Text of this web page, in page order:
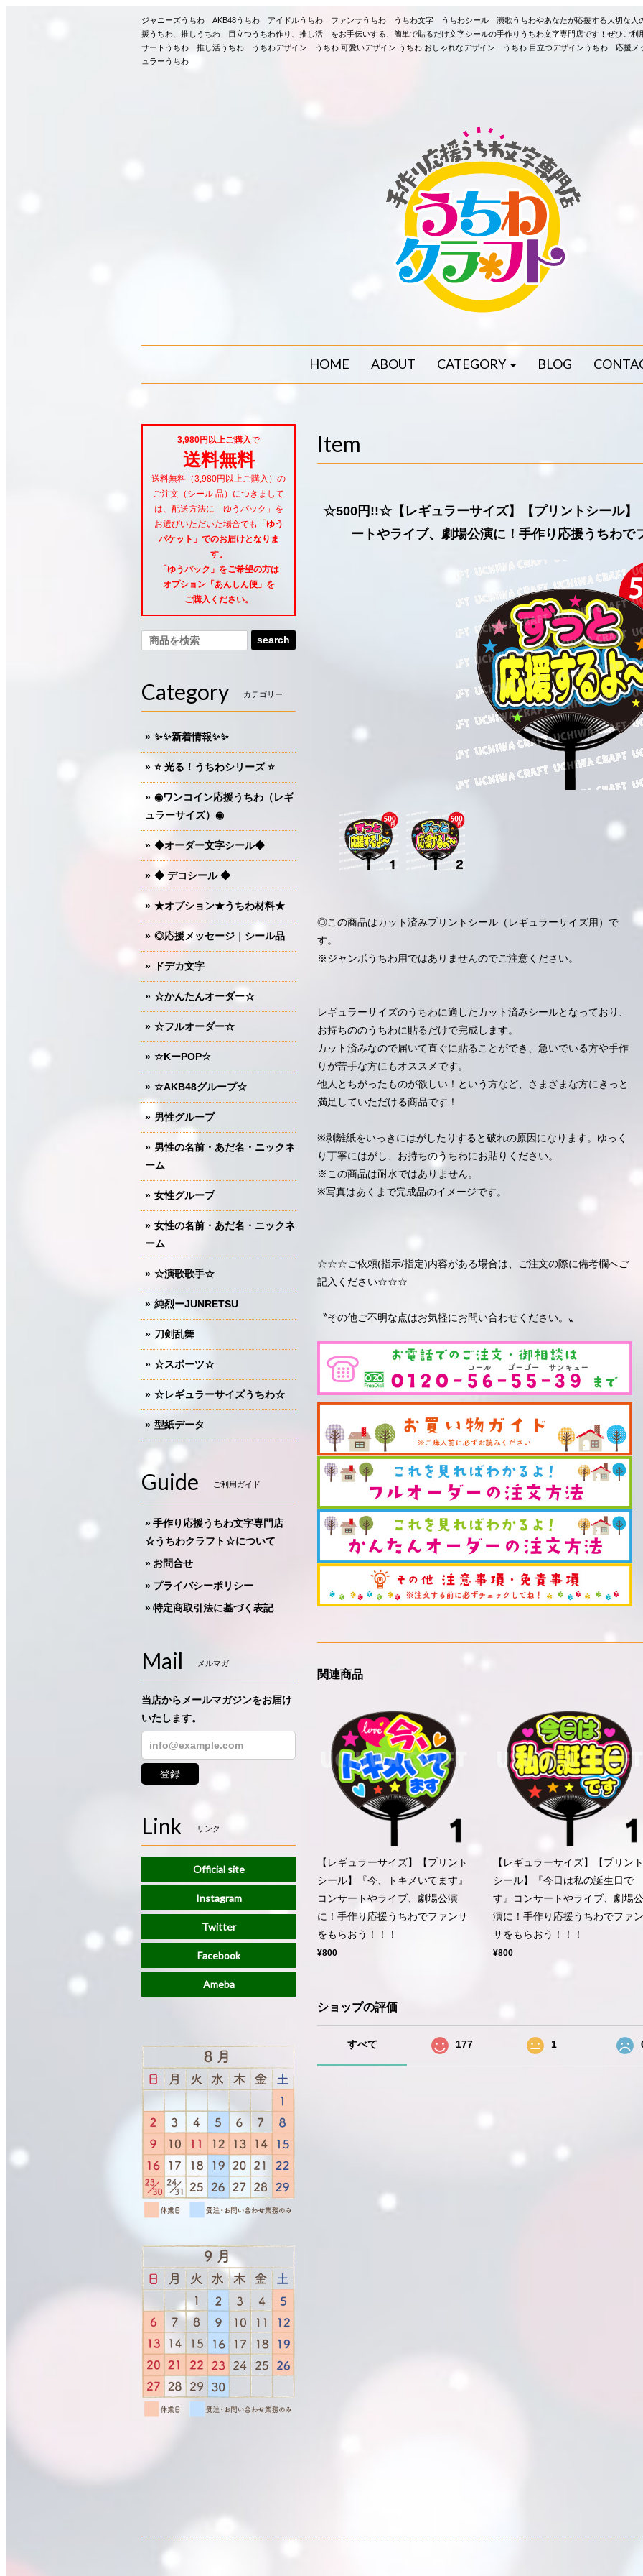
ジャニーズうちわ AKB48うちわ アイドルうちわ ファンサうちわ うちわ文字 うちわシール 演歌うちわやあなたが応援する大切な
援うちわ、推しうちわ 目立つうちわ作り、推し活 をお手伝いする、簡単で貼るだけ文字シールの手作りうちわ文字専門店です！ぜひご
サートうちわ 推し活うちわ うちわデザイン うちわ 可愛いデザイン うちわ おしゃれなデザイン うちわ 目立つデザインうちわ 応援
ュラーうちわ
HOME ABOUT CATEGORY BLOG
Item
☆500円!!☆【レギュラーサイズ】【プリントシール】
ートやライブ、劇場公演に！手作り応援うちわで
◎この商品はカット済みプリントシール（レギュラーサイズ用）で
す。
※ジャンボうちわ用ではありませんのでご注意ください。
レギュラーサイズのうちわに適したカット済みシールとなっており、
お持ちののうちわに貼るだけで完成します。
カット済みなので届いて直ぐに貼ることができ、急いでいる方や手作
りが苦手な方にもオススメです。
他人とちがったものが欲しい！という方など、さまざまな方にきっと
満足していただける商品です！
※剥離紙をいっきにはがしたりすると破れの原因になります。ゆっく
り丁寧にはがし、お持ちのうちわにお貼りください。
※この商品は耐水ではありません。
※写真はあくまで完成品のイメージです。
☆☆☆ご依頼(指示/指定)内容がある場合は、ご注文の際に備考欄へご
記入ください☆☆☆
〝その他ご不明な点はお気軽にお問い合わせください。〟
関連商品
【レギュラーサイズ】【プリント
シール】『今、トキメいてます』
コンサートやライブ、劇場公演
に！手作り応援うちわでファンサ
をもらおう！！！
¥800
【レギュラーサイズ】【プリント
シール】『今日は私の誕生日で
す』コンサートやライブ、劇場公
演に！手作り応援うちわでファン
サをもらおう！！！
¥800
ショップの評価
すべて 177 1
3,980円以上ご購入で
送料無料
送料無料（3,980円以上ご購入）の
ご注文（シール 品）につきまして
は、配送方法に「ゆうパック」を
お選びいただいた場合でも
「ゆう
パケット」でのお届けとなりま
す。
「ゆうパック」をご希望の方は
オプション「あんしん便」 を
ご購入ください。
search
Category カテゴリー
✨✨新着情報✨✨
⭐️ 光る！うちわシリーズ ⭐️
◉ワンコイン応援うちわ（レギ
ュラーサイズ）◉
◆オーダー文字シール◆
◆ デコシール ◆
★オプション★うちわ材料★
◎応援メッセージ｜シール品
ドデカ文字
☆かんたんオーダー☆
☆フルオーダー☆
☆KーPOP☆
☆AKB48グループ☆
男性グループ
男性の名前・あだ名・ニックネ
ーム
女性グループ
女性の名前・あだ名・ニックネ
ーム
☆演歌歌手☆
純烈ーJUNRETSU
刀剣乱舞
☆スポーツ☆
☆レギュラーサイズうちわ☆
型紙データ
Guide ご利用ガイド
手作り応援うちわ文字専門店
☆うちわクラフト☆について
お問合せ
プライバシーポリシー
特定商取引法に基づく表記
Mail メルマガ
当店からメールマガジンをお届け
いたします。
登録
Link リンク
Official site
Instagram
Twitter
Facebook
Ameba